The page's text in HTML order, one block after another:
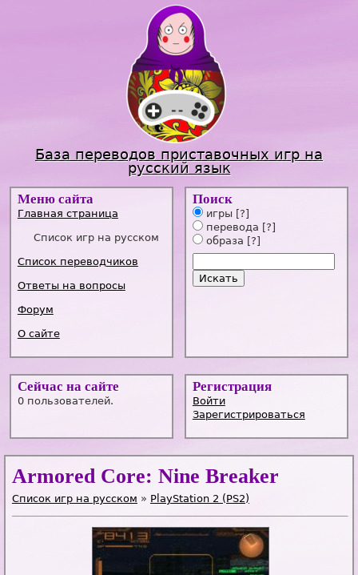
Jump to navigation
База переводов приставочных игр на
русский язык
Меню сайта
Главная страница
Список игр на русском
Список переводчиков
Ответы на вопросы
Форум
О сайте
Поиск
игры [?]
перевода [?]
образа [?]
Сейчас на сайте
0 пользователей.
Регистрация
Войти
Зарегистрироваться
Armored Core: Nine Breaker
Список игр на русском » PlayStation 2 (PS2)